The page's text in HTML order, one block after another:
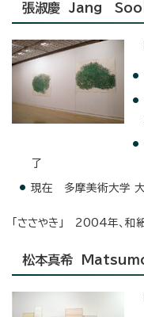
張淑慶 Jang
了
現在 多摩美術大学
「ささやき」 2004年、和紙
松本真希